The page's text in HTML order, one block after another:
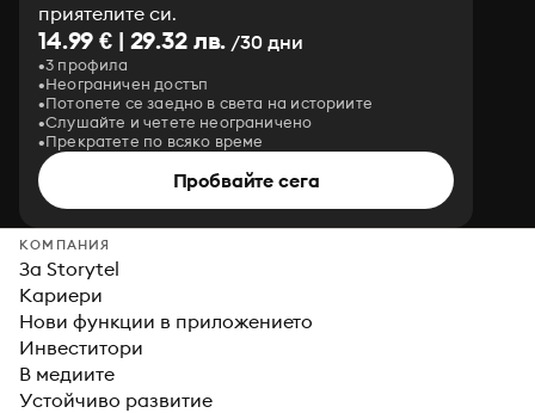
приятелите си.
14.99 € | 29.32 лв. /30 дни
3 профила
Неограничен достъп
Потопете се заедно в света на историите
Слушайте и четете неограничено
Прекратете по всяко време
Пробвайте сега
КОМПАНИЯ
За Storytel
Кариери
Нови функции в приложението
Инвеститори
В медиите
Устойчиво развитие